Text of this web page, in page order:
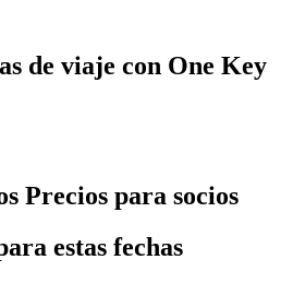
de viaje con One Key
Precios para socios
estas fechas